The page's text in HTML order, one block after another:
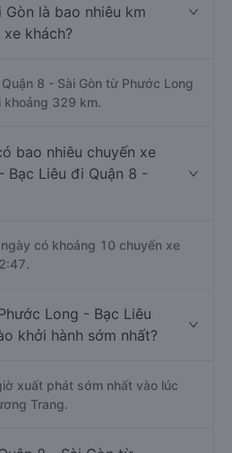
là bao nhiêu km
khách?
8 - Sài Gòn từ Phước Long
khoảng 329 km.
bao nhiêu chuyến xe
Bạc Liêu đi Quận 8 -
có khoảng 10 chuyến xe
Long - Bạc Liêu
khởi hành sớm nhất?
xuất phát sớm nhất vào lúc
Trang.